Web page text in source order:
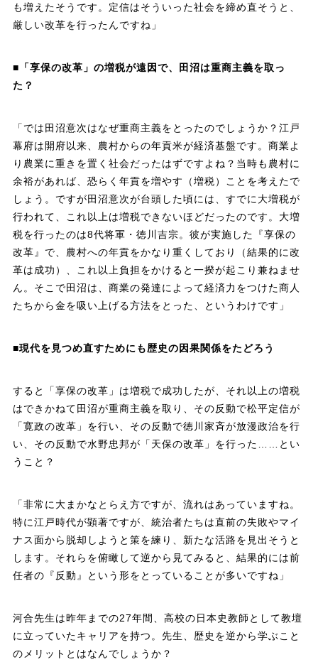
も増えたそうです。定信はそういった社会を締め直そうと、
厳しい改革を行ったんですね」
■「享保の改革」の増税が遠因で、田沼は重商主義を取っ
た？
「では田沼意次はなぜ重商主義をとったのでしょうか？江戸
幕府は開府以来、農村からの年貢米が経済基盤です。商業よ
り農業に重きを置く社会だったはずですよね？当時も農村に
余裕があれば、恐らく年貢を増やす（増税）ことを考えたで
しょう。ですが田沼意次が台頭した頃には、すでに大増税が
行われて、これ以上は増税できないほどだったのです。大増
税を行ったのは8代将軍・徳川吉宗。彼が実施した『享保の
改革』で、農村への年貢をかなり重くしており（結果的に改
革は成功）、これ以上負担をかけると一揆が起こり兼ねませ
ん。そこで田沼は、商業の発達によって経済力をつけた商人
たちから金を吸い上げる方法をとった、というわけです」
■現代を見つめ直すためにも歴史の因果関係をたどろう
すると「享保の改革」は増税で成功したが、それ以上の増税
はできかねて田沼が重商主義を取り、その反動で松平定信が
「寛政の改革」を行い、その反動で徳川家斉が放漫政治を行
い、その反動で水野忠邦が「天保の改革」を行った……とい
うこと？
「非常に大まかなとらえ方ですが、流れはあっていますね。
特に江戸時代が顕著ですが、統治者たちは直前の失敗やマイ
ナス面から脱却しようと策を練り、新たな活路を見出そうと
します。それらを俯瞰して逆から見てみると、結果的には前
任者の『反動』という形をとっていることが多いですね」
河合先生は昨年までの27年間、高校の日本史教師として教壇
に立っていたキャリアを持つ。先生、歴史を逆から学ぶこと
のメリットとはなんでしょうか？